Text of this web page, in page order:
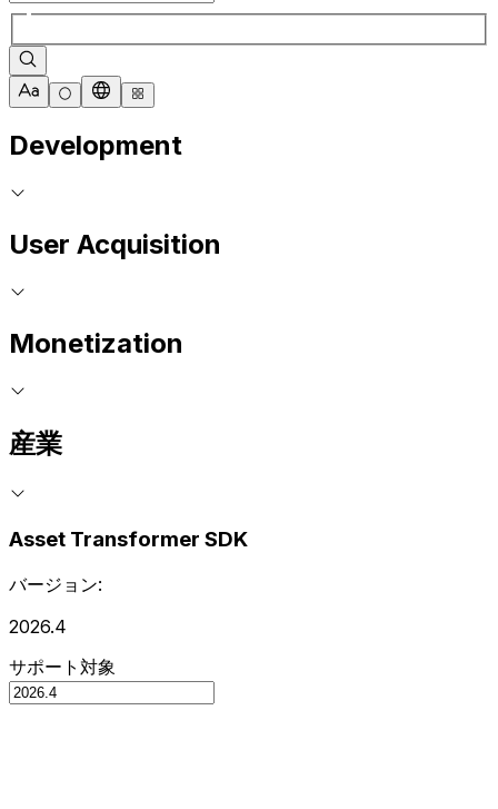
Development
User Acquisition
Monetization
産業
Asset Transformer SDK
バージョン:
2026.4
サポート対象